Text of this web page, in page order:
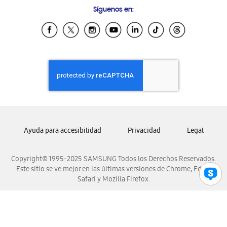
Samsung Ecuador
Samsung El Salvador
Samsung Honduras
Samsung Nicaragua
Samsung Panamá
Samsung Venezuela
Síguenos en:
Copyright© 1995-2025 SAMSUNG Todos los Derechos Reservados.
Este sitio se ve mejor en las últimas versiones de Chrome, Edge,
Safari y Mozilla Firefox.
Ayuda para accesibilidad Privacidad Legal